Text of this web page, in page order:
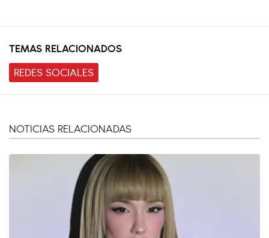
TEMAS RELACIONADOS
REDES SOCIALES
NOTICIAS RELACIONADAS